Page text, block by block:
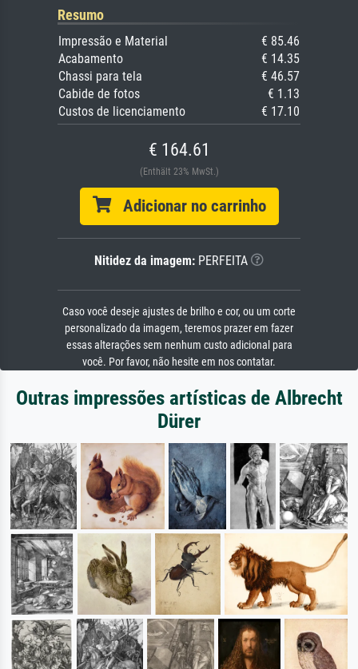
Resumo
Impressão e Material
€ 85.46
Acabamento
€ 14.35
Chassi para tela
€ 46.57
Cabide de fotos
€ 1.13
Custos de licenciamento
€ 17.10
€ 164.61
(Enthält 23% MwSt.)
Adicionar no carrinho
Nitidez da imagem: PERFEITA
Caso você deseje ajustes de brilho e cor, ou um corte
personalizado da imagem, teremos prazer em fazer
essas alterações sem nenhum custo adicional para
você. Por favor, não hesite em nos contatar.
Outras impressões artísticas de Albrecht
Dürer